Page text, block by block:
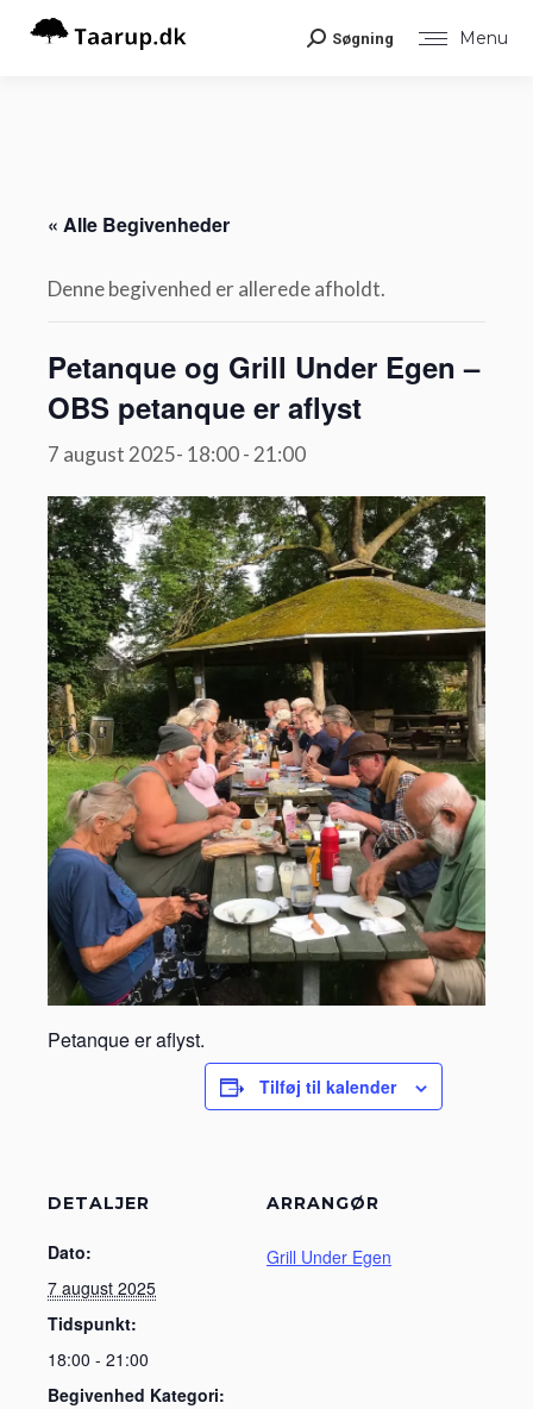
Menu
Search:
Søgning
« Alle Begivenheder
Denne begivenhed er allerede afholdt.
Petanque og Grill Under Egen –
OBS petanque er aflyst
7 august 2025- 18:00- 21:00
Petanque er aflyst.
Tilføj til kalender
DETALJER
Dato:
7 august 2025
Tidspunkt:
18:00 - 21:00
Begivenhed Kategori:
ARRANGØR
Grill Under Egen